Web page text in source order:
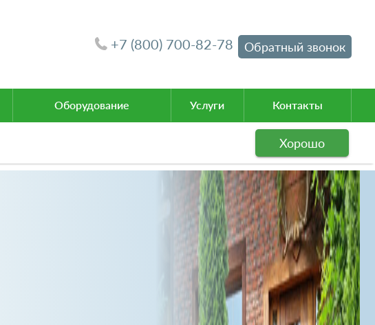
+7 (800) 700-82-78 Обратный звонок
Оборудование Услуги Контакты
Хорошо